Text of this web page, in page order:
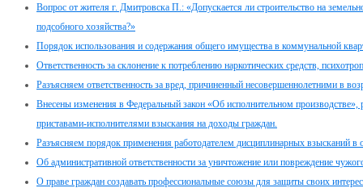
Вопрос от жителя г. Дмитровска П.: «Допускается ли строительство на
подсобного хозяйства?»
Порядок использования и содержания общего имущества в коммунальной
Ответственность за склонение к потреблению наркотических средств,
Разъясняем ответственность за вред, причиненный несовершеннолетними в
Внесены изменения в Федеральный закон «Об исполнительном
приставами-исполнителями взыскания на доходы граждан.
Разъясняем порядок применения работодателем дисциплинарных взысканий в
Об административной ответственности за уничтожение или повреждение
О праве граждан создавать профессиональные союзы для защиты своих